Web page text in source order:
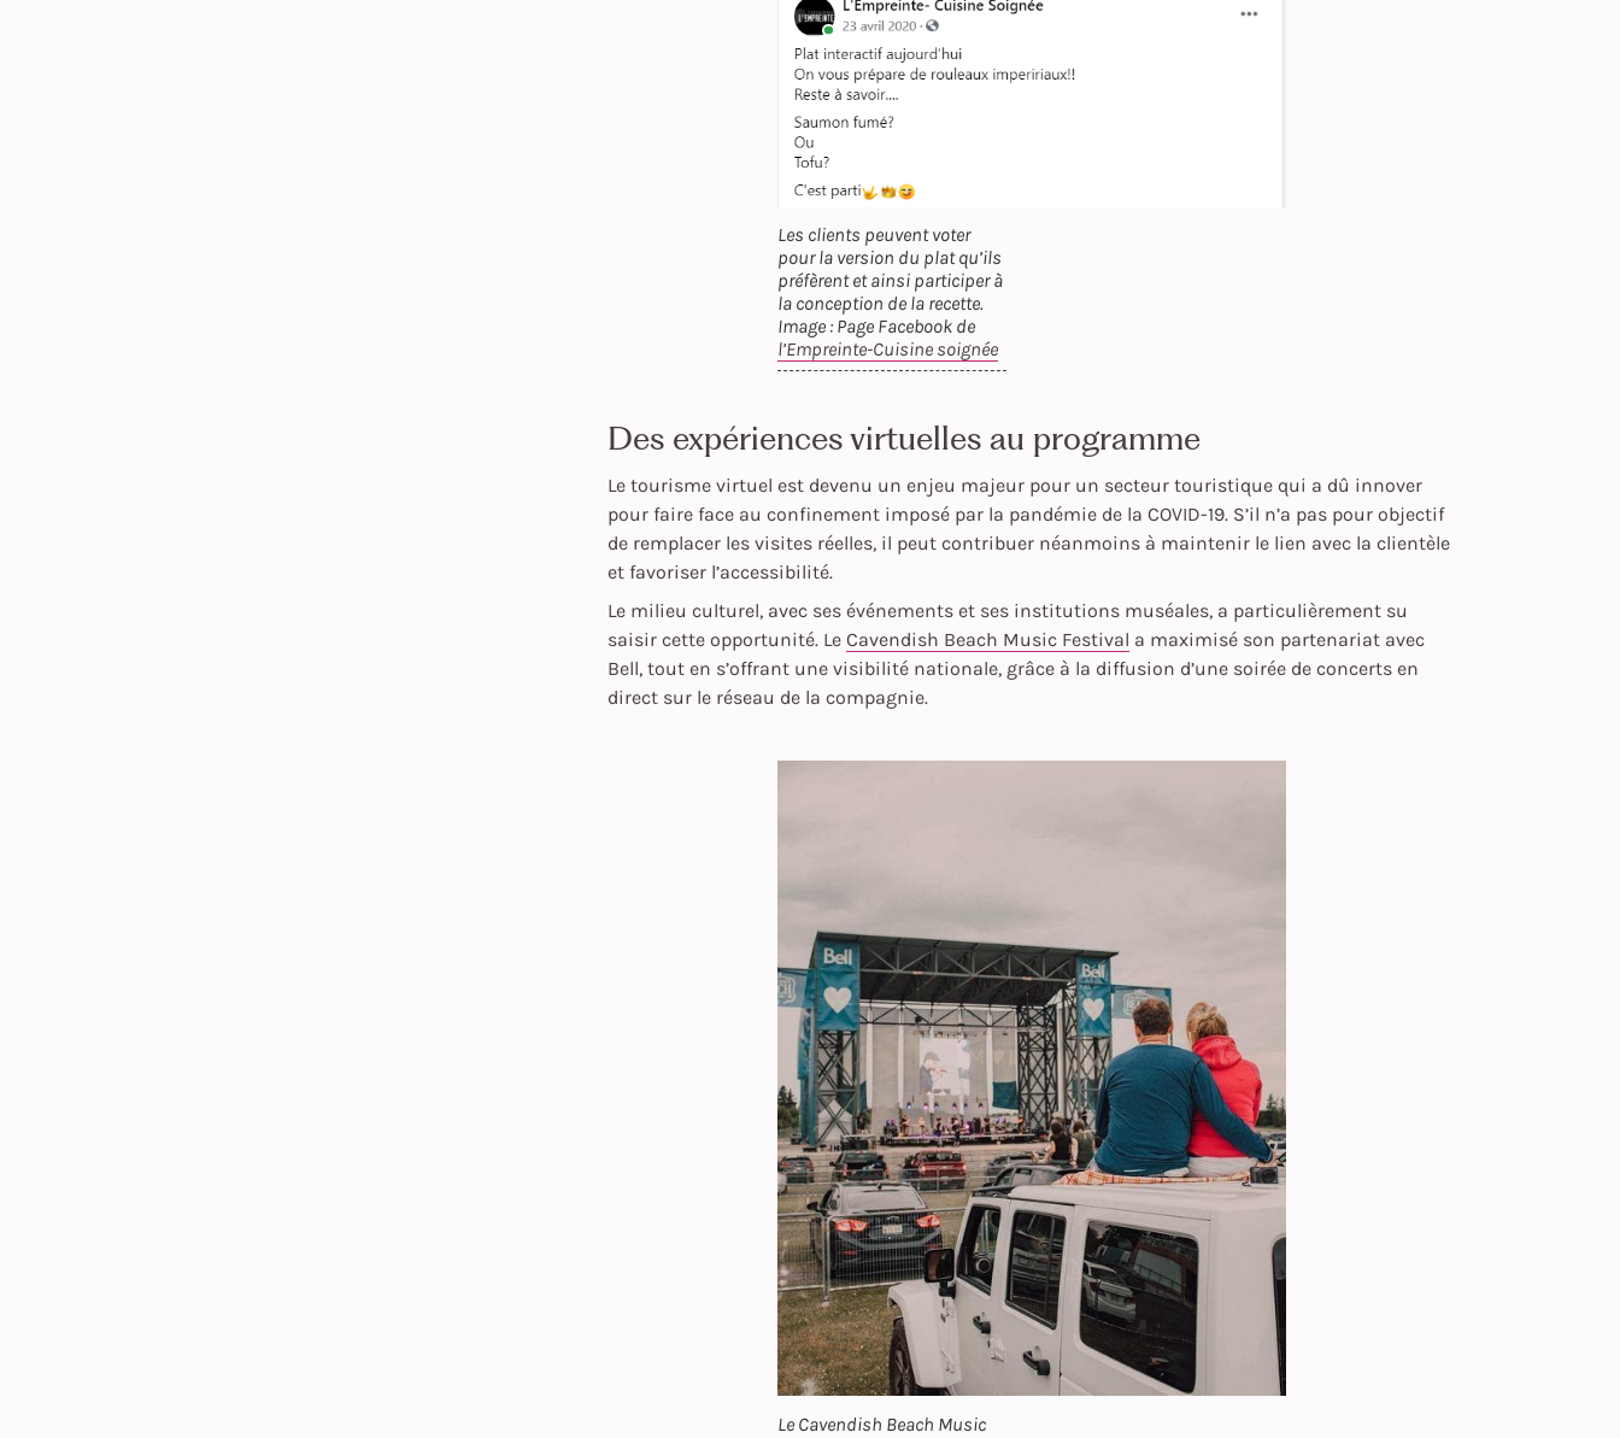
Les clients peuvent voter
pour la version du plat qu’ils
préfèrent et ainsi participer à
la conception de la recette.
Image : Page Facebook de
l’Empreinte-Cuisine soignée
Des expériences virtuelles au programme
Le tourisme virtuel est devenu un enjeu majeur pour un secteur touristique qui a dû innover
pour faire face au confinement imposé par la pandémie de la COVID-19. S’il n’a pas pour objectif
de remplacer les visites réelles, il peut contribuer néanmoins à maintenir le lien avec la clientèle
et favoriser l’accessibilité.
Le milieu culturel, avec ses événements et ses institutions muséales, a particulièrement su
saisir cette opportunité. Le Cavendish Beach Music Festival a maximisé son partenariat avec
Bell, tout en s’offrant une visibilité nationale, grâce à la diffusion d’une soirée de concerts en
direct sur le réseau de la compagnie.
Le Cavendish Beach Music